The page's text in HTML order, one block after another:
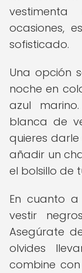
ocasiones,
sofisticado.
Una opción
noche en
azul
blanca de
quieres
añadir un
el bolsillo de
En cuanto
vestir
Asegúrate
olvides
combine